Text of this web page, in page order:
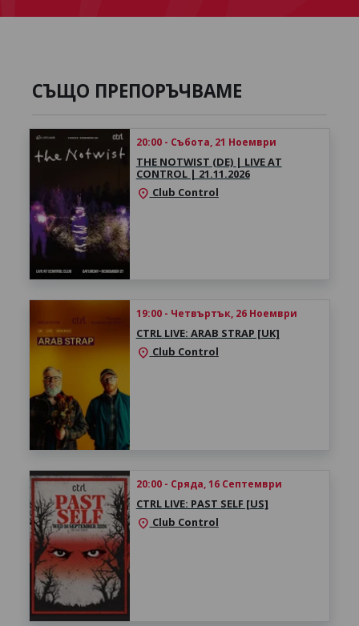
СЪЩО ПРЕПОРЪЧВАМЕ
20:00 - Събота, 21 Ноември
THE NOTWIST (DE) | LIVE AT
CONTROL | 21.11.2026
location_on Club Control
19:00 - Четвъртък, 26 Ноември
CTRL LIVE: ARAB STRAP [UK]
location_on Club Control
20:00 - Сряда, 16 Септември
CTRL LIVE: PAST SELF [US]
location_on Club Control